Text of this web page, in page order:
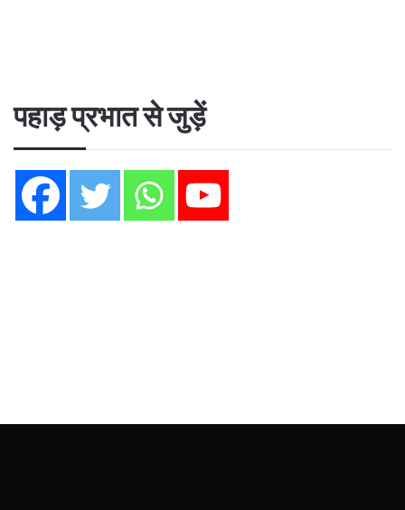
पहाड़ प्रभात से जुड़ें